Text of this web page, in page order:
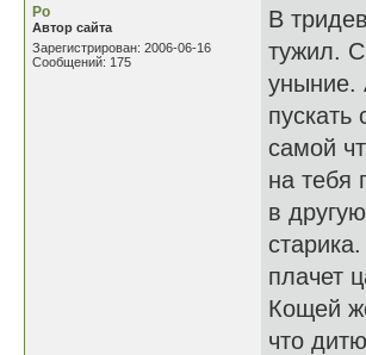
Ро
Автор сайта
Зарегистрирован: 2006-06-16
Сообщений: 175
В
тужил.
уныние.
самой
на тебя
в
плачет
Кощей
что